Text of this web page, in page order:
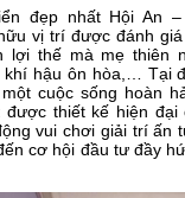
đẹp nhất Hội An
vị trí được đánh
lợi thế mà mẹ thiên
khí hậu ôn hòa,… Tại
cuộc sống hoàn
thiết kế hiện đại
vui chơi giải trí ấn
cơ hội đầu tư đầy